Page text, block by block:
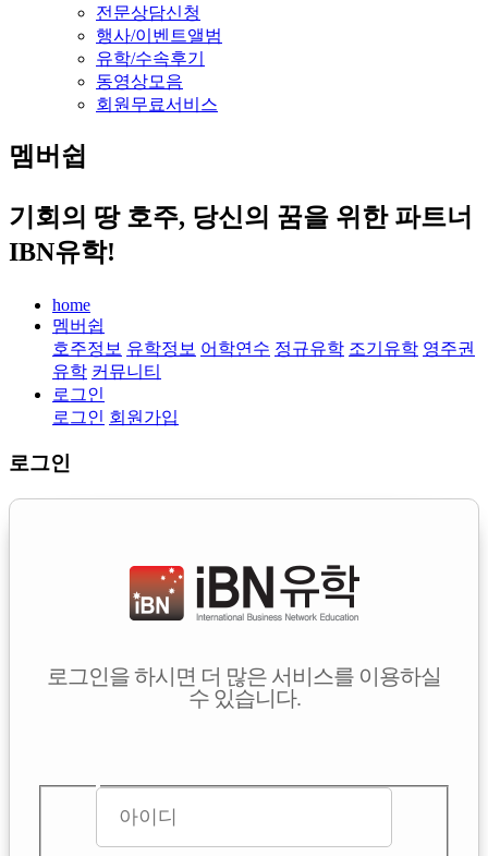
전문상담신청
행사/이벤트앨범
유학/수속후기
동영상모음
회원무료서비스
멤버쉽
기회의 땅 호주, 당신의 꿈을 위한 파트너
IBN유학!
home
멤버쉽
호주정보 유학정보 어학연수 정규유학 조기유학 영주권
유학 커뮤니티
로그인
로그인 회원가입
로그인
로그인을 하시면 더 많은 서비스를 이용하실
수 있습니다.